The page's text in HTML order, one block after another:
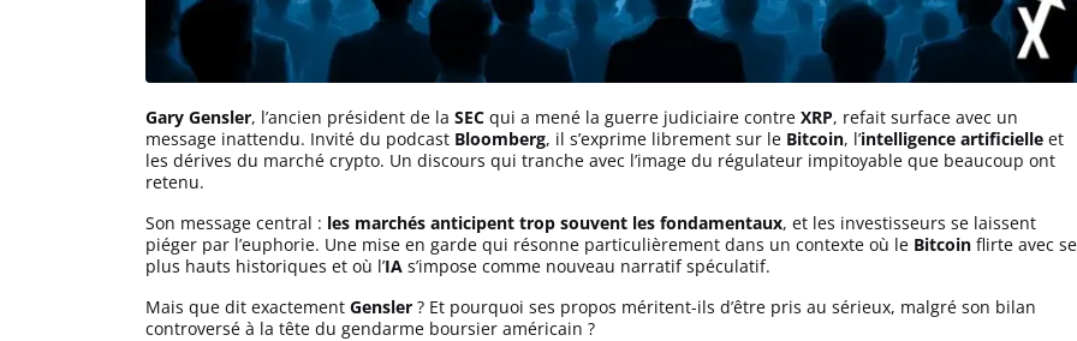
Ethereum (ETH)
Solana (SOL)
Dogecoin (DOGE)
Binance Coin (BNB)
Gary Gensler, l’ancien président de la SEC qui a mené la guerre judiciaire contre XRP, refait surface avec un
message inattendu. Invité du podcast Bloomberg, il s’exprime librement sur le Bitcoin, l’intelligence artificielle et
les dérives du marché crypto. Un discours qui tranche avec l’image du régulateur impitoyable que beaucoup ont
retenu.
Son message central : les marchés anticipent trop souvent les fondamentaux, et les investisseurs se laissent
piéger par l’euphorie. Une mise en garde qui résonne particulièrement dans un contexte où le Bitcoin flirte avec
plus hauts historiques et où l’IA s’impose comme nouveau narratif spéculatif.
Mais que dit exactement Gensler ? Et pourquoi ses propos méritent-ils d’être pris au sérieux, malgré son bilan
controversé à la tête du gendarme boursier américain ?